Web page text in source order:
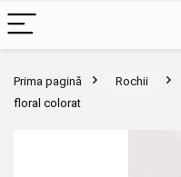
Prima pagină Rochii
floral colorat